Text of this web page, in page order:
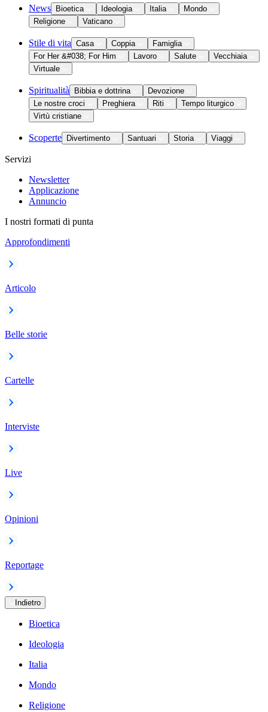
News Bioetica Ideologia Italia
Mondo
Religione
Vaticano
Stile di vita Casa Coppia
Famiglia
For Her &#038; For Him
Lavoro Salute
Vecchiaia
Virtuale
Spiritualità Bibbia e dottrina
Devozione
Le nostre croci
Preghiera Riti
Tempo liturgico
Virtù cristiane
Scoperte Divertimento Santuari Storia Viaggi
Servizi
Newsletter
Applicazione
Annuncio
I nostri formati di punta
Approfondimenti
Articolo
Belle storie
Cartelle
Interviste
Live
Opinioni
Reportage
Indietro
Bioetica
Ideologia
Italia
Mondo
Religione